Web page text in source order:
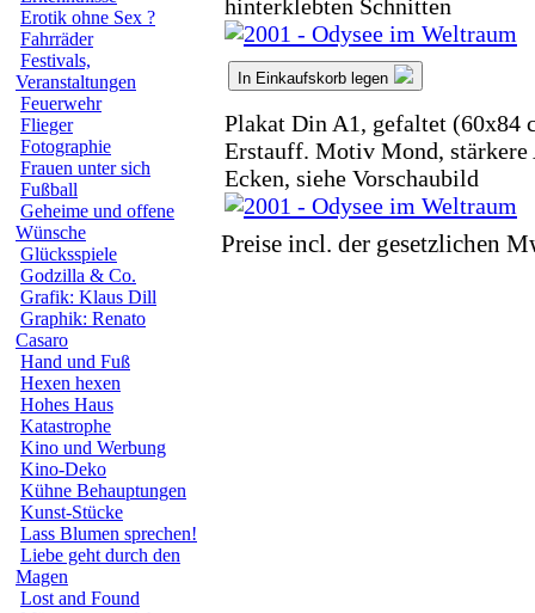
Erotik ohne Sex ?
Fahrräder
Festivals,
Veranstaltungen
Feuerwehr
Flieger
Fotographie
Frauen unter sich
Fußball
Geheime und offene
Wünsche
Glücksspiele
Godzilla & Co.
Grafik: Klaus Dill
Graphik: Renato
Casaro
Hand und Fuß
Hexen hexen
Hohes Haus
Katastrophe
Kino und Werbung
Kino-Deko
Kühne Behauptungen
Kunst-Stücke
Lass Blumen sprechen!
Liebe geht durch den
Magen
Lost and Found
hinterklebten Schnitten
In Einkaufskorb legen
Plakat Din A1, gefaltet (60x84
Erstauff. Motiv Mond, stärkere
Ecken, siehe Vorschaubild
Preise incl. der gesetzlichen